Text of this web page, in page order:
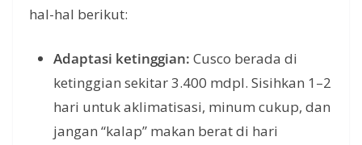
hal-hal berikut:
Adaptasi ketinggian: Cusco berada di
ketinggian sekitar 3.400 mdpl. Sisihkan 1–2
hari untuk aklimatisasi, minum cukup, dan
jangan “kalap” makan berat di hari